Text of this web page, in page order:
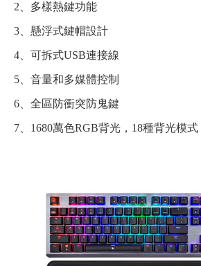
2、多樣熱鍵功能
3、懸浮式鍵帽設計
4、可拆式USB連接線
5、音量和多媒體控制
6、全區防衝突防鬼鍵
7、1680萬色RGB背光，18種背光模式